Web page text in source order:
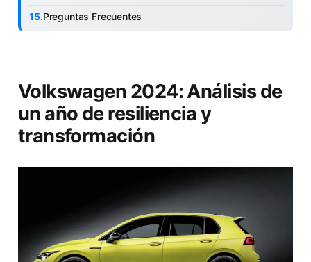
Preguntas Frecuentes
Volkswagen 2024: Análisis de
un año de resiliencia y
transformación